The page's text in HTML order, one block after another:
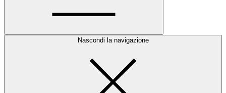
Nascondi la navigazione